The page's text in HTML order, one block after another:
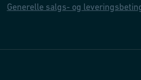
Generelle salgs- og